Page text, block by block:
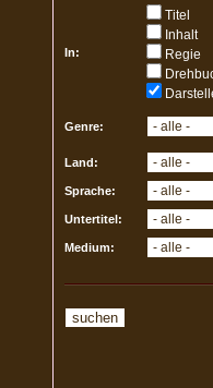
In:
Titel
Inhalt
Regie
Genre:
Land:
Sprache:
Untertitel:
Medium: